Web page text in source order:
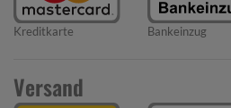
Kreditkarte Bankeinzug
Versand